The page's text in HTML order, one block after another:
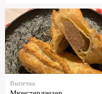
Выпечка